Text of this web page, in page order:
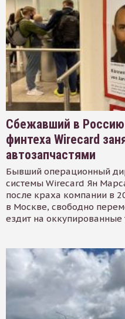
Сбежавший в Россию
финтеха Wirecard
автозапчастями
Бывший операционный
системы Wirecard Ян
после краха компании в
в Москве, свободно
ездит на